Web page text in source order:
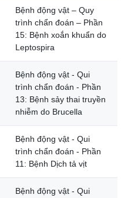
Bệnh động vật – Quy
trình chẩn đoán – Phần
15: Bệnh xoắn khuẩn do
Leptospira
Bệnh động vật - Qui
trình chẩn đoán - Phần
13: Bệnh sảy thai truyền
nhiễm do Brucella
Bệnh động vật - Qui
trình chẩn đoán - Phần
11: Bệnh Dịch tả vịt
Bệnh động vật - Qui